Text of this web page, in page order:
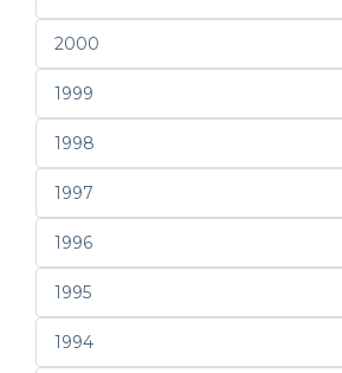
2000
1999
1998
1997
1996
1995
1994